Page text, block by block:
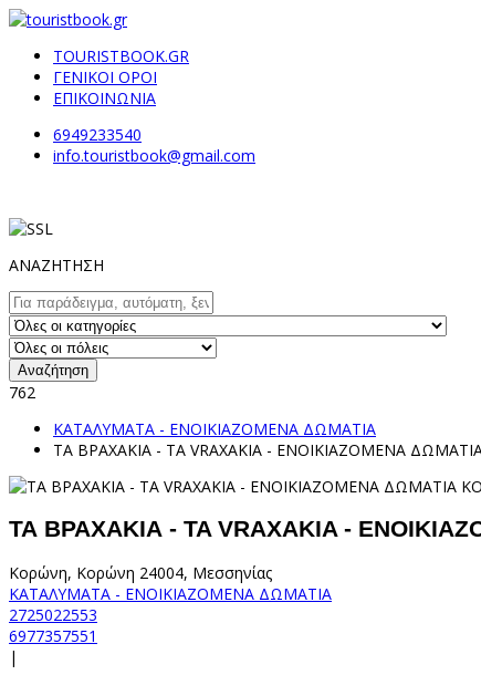
TOURISTBOOK.GR
ΓΕΝΙΚΟΙ ΟΡΟΙ
ΕΠΙΚΟΙΝΩΝΙΑ
6949233540
info.touristbook@gmail.com
ΑΝΑΖΗΤΗΣΗ
Αναζήτηση
762
ΚΑΤΑΛΥΜΑΤΑ - ΕΝΟΙΚΙΑΖΟΜΕΝΑ ΔΩΜΑΤΙΑ
ΤΑ ΒΡΑΧΑΚΙΑ - TA VRAXAKIA - ΕΝΟΙΚΙΑΖΟΜΕΝΑ
ΤΑ ΒΡΑΧΑΚΙΑ - TA VRAXAKIA -
Κορώνη, Κορώνη 24004, Μεσσηνίας
ΚΑΤΑΛΥΜΑΤΑ - ΕΝΟΙΚΙΑΖΟΜΕΝΑ ΔΩΜΑΤΙΑ
2725022553
6977357551
|